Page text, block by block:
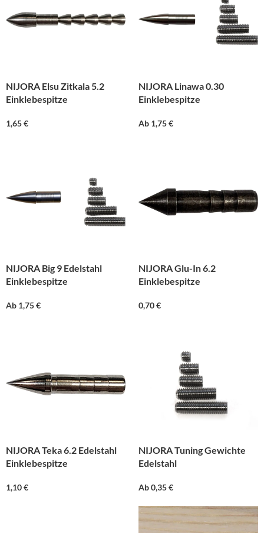
NIJORA Elsu Zitkala 5.2
Einklebespitze
1,65€
NIJORA Linawa 0.30
Einklebespitze
Ab 1,75€
NIJORA Big 9 Edelstahl
Einklebespitze
Ab 1,75€
NIJORA Glu-In 6.2
Einklebespitze
0,70€
NIJORA Teka 6.2 Edelstahl
Einklebespitze
1,10€
NIJORA Tuning Gewichte
Edelstahl
Ab0,35€